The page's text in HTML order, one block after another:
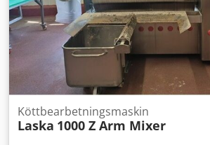
Köttbearbetningsmaskin
Laska 1000 Z Arm Mixer